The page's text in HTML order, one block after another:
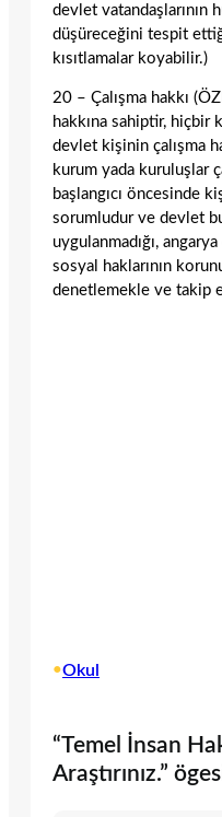
devlet
düşüreceğini tespit
kısıtlamalar koyabilir.)
20 – Çalışma hakkı
hakkına sahiptir, hiçbir
devlet kişinin çalışma
kurum yada kuruluşlar
başlangıcı öncesinde
sorumludur ve devlet
uygulanmadığı,
sosyal haklarının
denetlemekle ve takip
•Okul
“Temel İnsan
Araştırınız.”